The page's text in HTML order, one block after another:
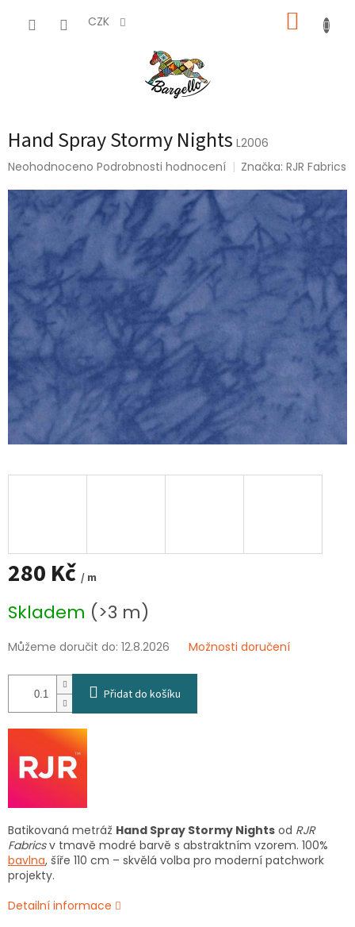
CZK
Hand Spray Stormy Nights L2006
Průměrné
produktu
z
hvězdiček.
Neohodnoceno Podrobnosti hodnocení Značka:RJR Fabrics
280 Kč / m
cena:
Skladem (>3 m)
Můžeme doručit do: 12.8.2026 Možnosti doručení
Přidat do košíku
Batikovaná metráž Hand Spray Stormy Nights od RJR
Fabricsv tmavě modré barvě s abstraktním vzorem. 100%
bavlna, šíře 110 cm – skvělá volba pro moderní patchwork
projekty.
Detailní informace